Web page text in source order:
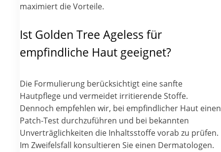
maximiert die Vorteile.
Ist Golden Tree Ageless für
empfindliche Haut geeignet?
Die Formulierung berücksichtigt eine sanfte
Hautpflege und vermeidet irritierende Stoffe.
Dennoch empfehlen wir, bei empfindlicher Haut einen
Patch-Test durchzuführen und bei bekannten
Unverträglichkeiten die Inhaltsstoffe vorab zu prüfen.
Im Zweifelsfall konsultieren Sie einen Dermatologen.